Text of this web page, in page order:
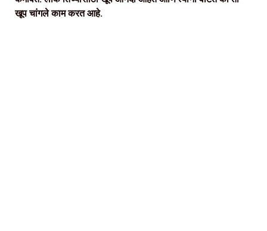
खूप चांगले काम करत आहे.